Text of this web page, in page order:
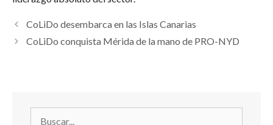
CoLiDo desembarca en las Islas Canarias
CoLiDo conquista Mérida de la mano de PRO-NYD